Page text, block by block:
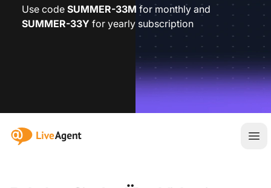
Use code SUMMER-33M for monthly and
SUMMER-33Y for yearly subscription
:site.title